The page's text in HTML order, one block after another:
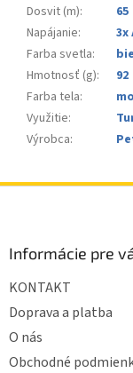
Dosvit (m):
65
Napájanie:
3x
Farba svetla:
Hmotnosť (g):
92
Farba tela:
Využitie:
Výrobca:
Informácie pre
KONTAKT
Doprava a platba
O nás
Obchodné